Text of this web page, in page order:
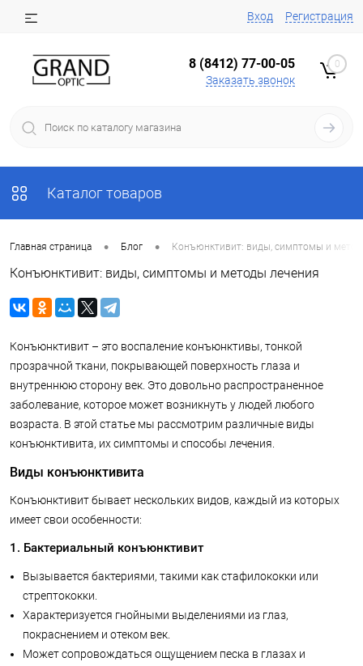
Вход Регистрация
8 (8412) 77-00-05
Заказать звонок
0
Каталог товаров
Главная страница • Блог • Конъюнктивит: виды, симптомы и
Конъюнктивит: виды, симптомы и методы лечения
Конъюнктивит – это воспаление конъюнктивы, тонкой
прозрачной ткани, покрывающей поверхность глаза и
внутреннюю сторону век. Это довольно распространенное
заболевание, которое может возникнуть у людей любого
возраста. В этой статье мы рассмотрим различные виды
конъюнктивита, их симптомы и способы лечения.
Виды конъюнктивита
Конъюнктивит бывает нескольких видов, каждый из которых
имеет свои особенности:
1. Бактериальный конъюнктивит
Вызывается бактериями, такими как стафилококки или
стрептококки.
Характеризуется гнойными выделениями из глаз,
покраснением и отеком век.
Может сопровождаться ощущением песка в глазах и